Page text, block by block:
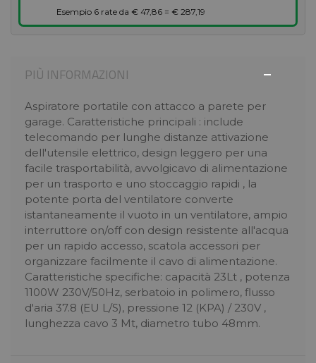
Esempio 6 rate da € 47,86 = € 287,19
PIÙ INFORMAZIONI
Aspiratore portatile con attacco a parete per
garage. Caratteristiche principali : include
telecomando per lunghe distanze attivazione
dell'utensile elettrico, design leggero per una
facile trasportabilità, avvolgicavo di alimentazione
per un trasporto e uno stoccaggio rapidi , la
potente porta del ventilatore converte
istantaneamente il vuoto in un ventilatore, ampio
interruttore on/off con design resistente all'acqua
per un rapido accesso, scatola accessori per
organizzare facilmente il cavo di alimentazione.
Caratteristiche specifiche: capacità 23Lt , potenza
1100W 230V/50Hz, serbatoio in polimero, flusso
d'aria 37.8 (EU L/S), pressione 12 (KPA) / 230V ,
lunghezza cavo 3 Mt, diametro tubo 48mm.